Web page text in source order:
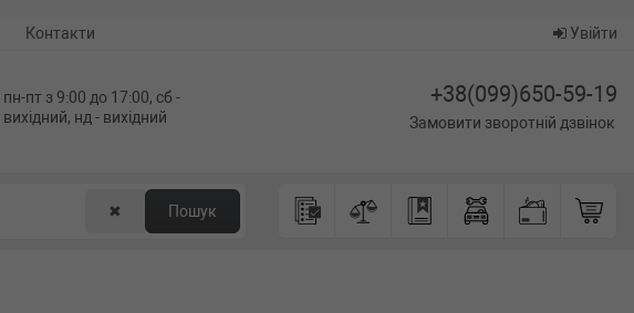
Контакти Увійти
пн-пт з 9:00 до 17:00, сб -
вихідний, нд - вихідний
+38(099)650-59-19
Замовити зворотній дзвінок
✖ Пошук